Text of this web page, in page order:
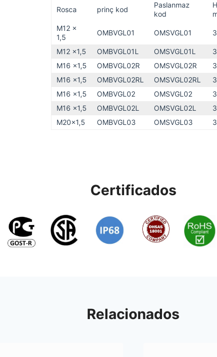
Rosca prinç kod
Paslanmaz
kod
H
M12 x
1,5
OMBVGL01 OMSVGL01
M12 x1,5 OMBVGL01L OMSVGL01L
M16 x1,5
OMBVGL02R OMSVGL02R
M16 x1,5
OMBVGL02RL OMSVGL02RL
M16 x1,5
OMBVGL02 OMSVGL02
M16 x1,5
OMBVGL02L OMSVGL02L
M20x1,5
OMBVGL03 OMSVGL03
Certificados
Relacionados